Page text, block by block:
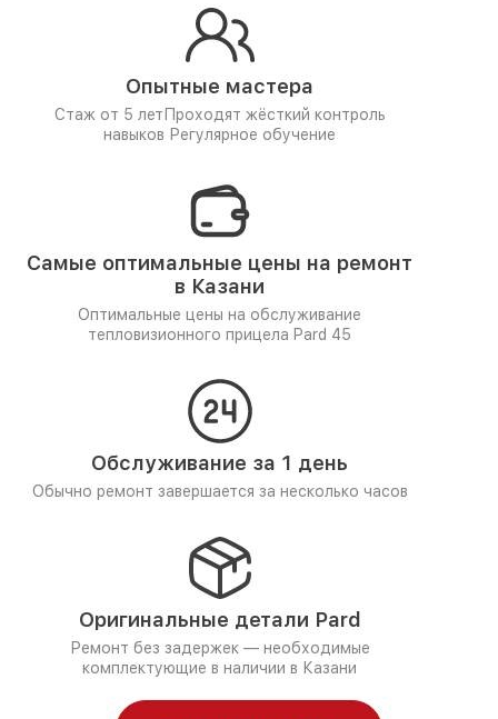
Опытные мастера
Стаж от 5 лет Проходят жёсткий контроль
навыков Регулярное обучение
Самые оптимальные цены на ремонт
в Казани
Оптимальные цены на обслуживание
тепловизионного прицела Pard 45
Обслуживание за 1 день
Обычно ремонт завершается за несколько часов
Оригинальные детали Pard
Ремонт без задержек — необходимые
комплектующие в наличии в Казани